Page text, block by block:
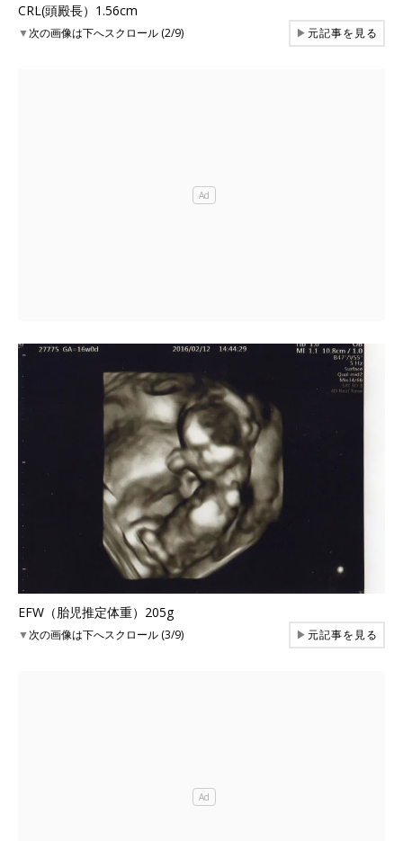
CRL(頭殿長）1.56cm
▼次の画像は下へスクロール (2/9) ▶元記事を見る
EFW（胎児推定体重）205g
▼次の画像は下へスクロール (3/9) ▶元記事を見る